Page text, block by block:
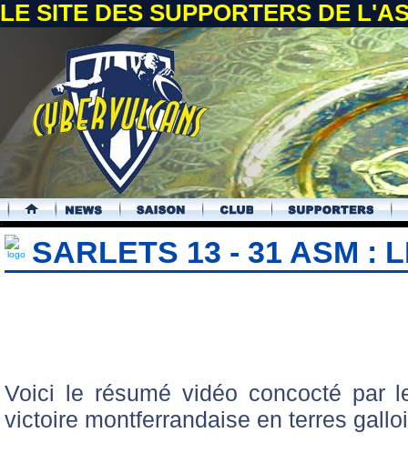
LE SITE DES SUPPORTERS DE
.
SARLETS 13 - 31 ASM :
Voici le résumé vidéo concocté par
victoire montferrandaise en terres